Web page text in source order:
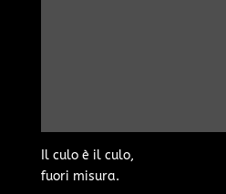
Il culo è il culo,
fuori misura.